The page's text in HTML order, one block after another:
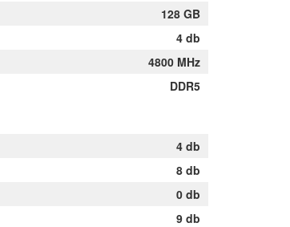
128 GB
4 db
4800 MHz
DDR5
4 db
8 db
0 db
9 db